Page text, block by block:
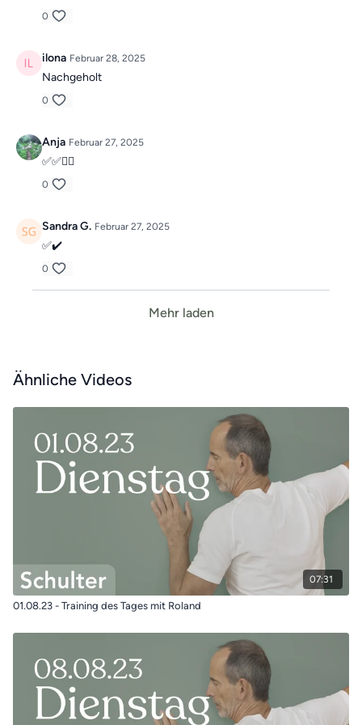
0
ilona Februar 28, 2025
Nachgeholt
0
Anja Februar 27, 2025
✅✅🙋‍♀️
0
Sandra G. Februar 27, 2025
✅✔️
0
Mehr laden
Ähnliche Videos
07:31
01.08.23 - Training des Tages mit Roland